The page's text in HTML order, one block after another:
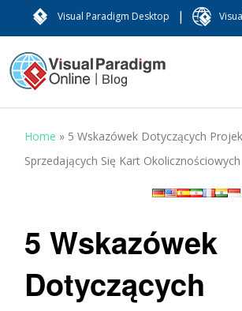
Visual Paradigm Desktop |
Home » 5 Wskazówek Dotyczących
Sprzedających Się Kart Okolicznościowych
5 Wskazówek
Dotyczących